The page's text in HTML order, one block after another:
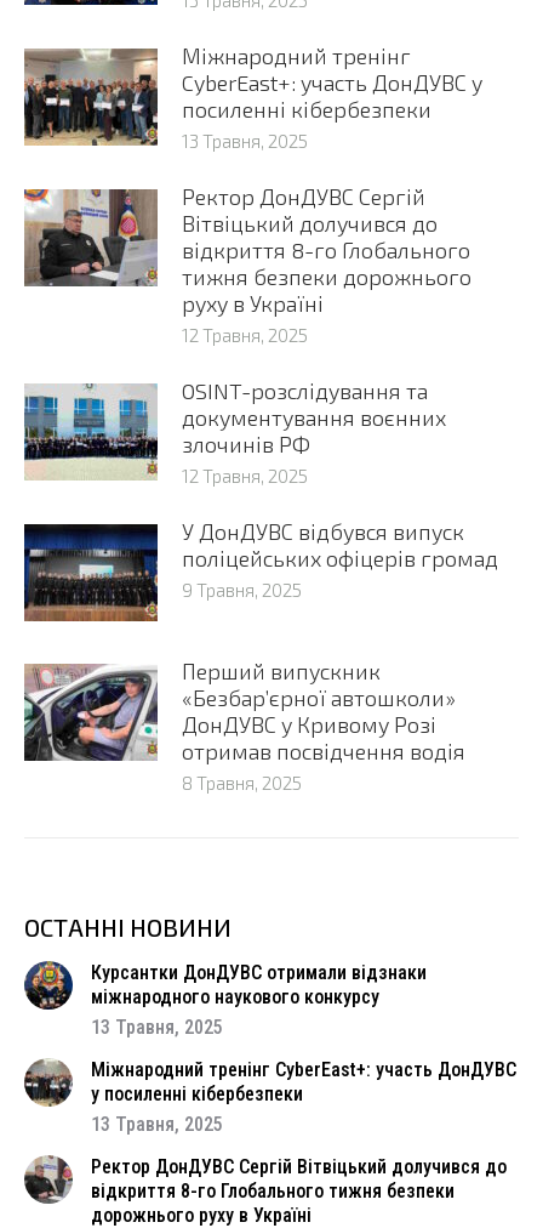
Міжнародний тренінг
CyberEast+: участь ДонДУВС у
посиленні кібербезпеки
13 Травня, 2025
Ректор ДонДУВС Сергій
Вітвіцький долучився до
відкриття 8-го Глобального
тижня безпеки дорожнього
руху в Україні
12 Травня, 2025
OSINT-розслідування та
документування воєнних
злочинів РФ
12 Травня, 2025
У ДонДУВС відбувся випуск
поліцейських офіцерів громад
9 Травня, 2025
Перший випускник
«Безбар’єрної автошколи»
ДонДУВС у Кривому Розі
отримав посвідчення водія
8 Травня, 2025
ОСТАННІ НОВИНИ
Курсантки ДонДУВС отримали відзнаки
міжнародного наукового конкурсу
13 Травня, 2025
Міжнародний тренінг CyberEast+: участь ДонДУВС
у посиленні кібербезпеки
13 Травня, 2025
Ректор ДонДУВС Сергій Вітвіцький долучився до
відкриття 8-го Глобального тижня безпеки
дорожнього руху в Україні